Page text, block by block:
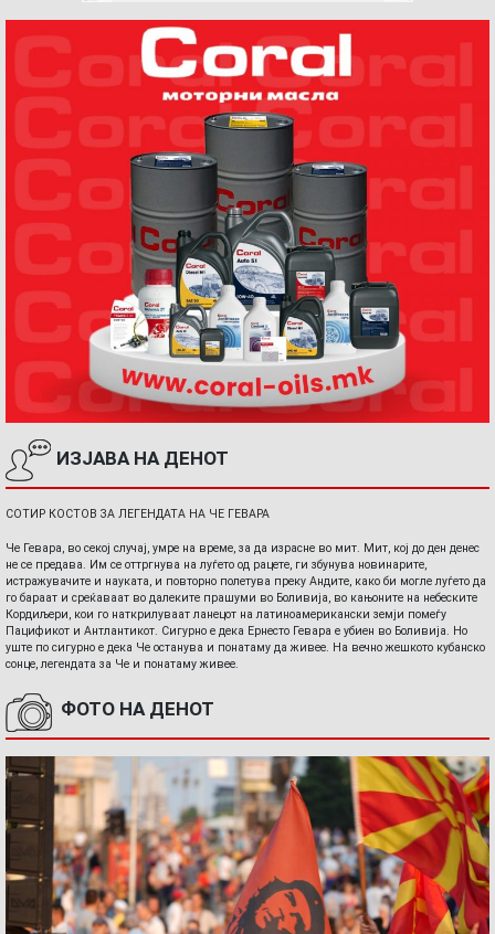
ИЗЈАВА НА ДЕНОТ
СОТИР КОСТОВ ЗА ЛЕГЕНДАТА НА ЧЕ ГЕВАРА
Че Гевара, во секој случај, умре на време, за да израсне во мит. Мит, кој до ден денес
не се предава. Им се оттргнува на луѓето од рацете, ги збунува новинарите,
истражувачите и науката, и повторно полетува преку Андите, како би могле луѓето да
го бараат и среќаваат во далеките прашуми во Боливија, во кањоните на небеските
Кордиљери, кои го наткрилуваат ланецот на латиноамерикански земји помеѓу
Пацификот и Антлантикот. Сигурно е дека Ернесто Гевара е убиен во Боливија. Но
уште по сигурно е дека Че останува и понатаму да живее. На вечно жешкото кубанско
сонце, легендата за Че и понатаму живее.
ФОТО НА ДЕНОТ